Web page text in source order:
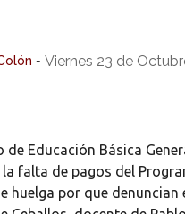
- Viernes 23 de
de Educación Básica
falta de pagos del
huelga por que